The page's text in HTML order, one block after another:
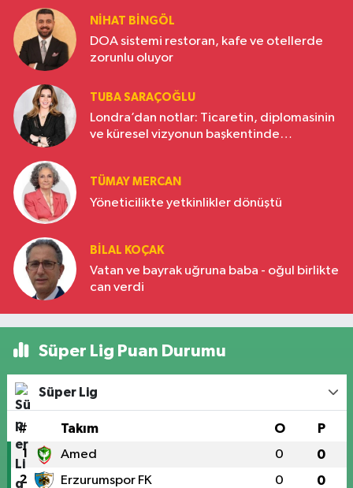
NIHAT BINGÖL
DOA sistemi restoran, kafe ve otellerde
zorunlu oluyor
TUBA SARAÇOĞLU
Londra’dan notlar: Ticaretin, diplomasinin
ve küresel vizyonun başkentinde
TÜMAY MERCAN
Yöneticilikte yetkinlikler dönüştü
BILAL KOÇAK
Vatan ve bayrak uğruna baba - oğul birlikte
can verdi
Süper Lig Puan Durumu
Süper Lig
# Takım O P
1 Amed 0 0
2 Erzurumspor FK 0 0